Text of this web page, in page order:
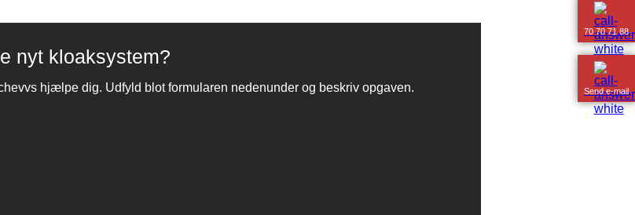
nyt kloaksystem?
hjælpe dig. Udfyld blot formularen nedenunder og beskriv opgaven.
70 70 71 88
Send e-mail